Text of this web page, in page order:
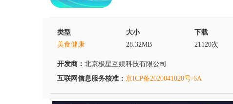
类型
美食健康
大小
28.32MB
下载
21120次
开发商： 北京极星互娱科技有限公司
互联网信息服务核准： 京ICP备2020041020号-6A